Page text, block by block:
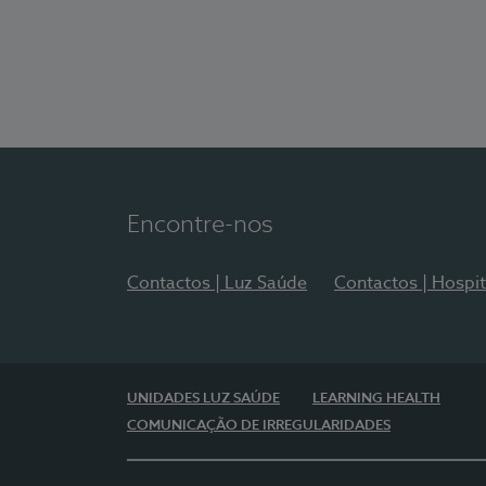
Encontre-nos
Contactos | Luz Saúde Contactos |
UNIDADES LUZ SAÚDE
LEARNING HEALTH
COMUNICAÇÃO DE IRREGULARIDADES